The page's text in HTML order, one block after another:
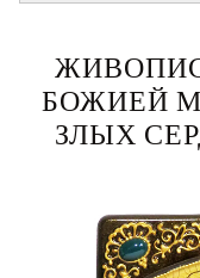
БОЖИЕЙ
ЗЛЫХ